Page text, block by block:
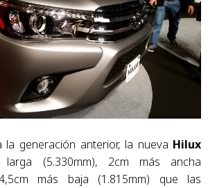
la generación anterior, la nueva Hilux
(5.330mm), 2cm más ancha
más baja (1.815mm) que las